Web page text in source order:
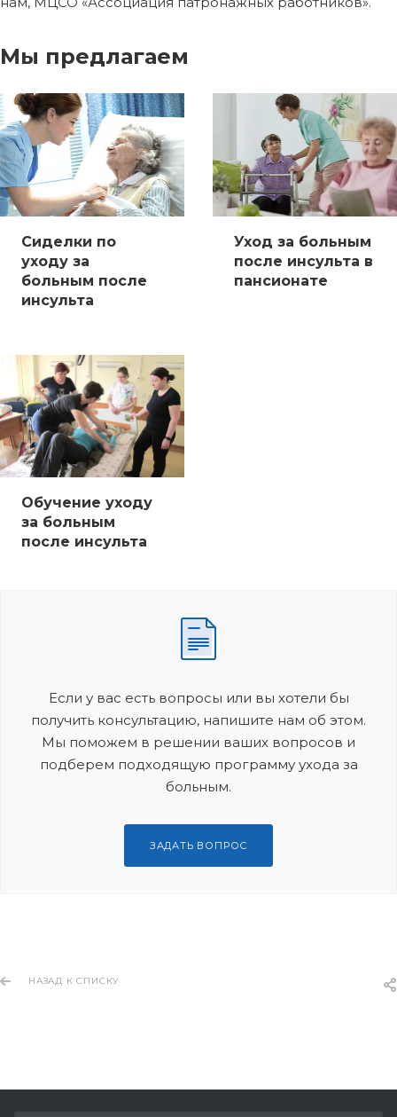
Мы предлагаем
Сиделки по
уходу за
больным после
инсульта
Уход за больным
после инсульта в
пансионате
Обучение уходу
за больным
после инсульта
Если у вас есть вопросы или вы хотели бы
получить консультацию, напишите нам об этом.
Мы поможем в решении ваших вопросов и
подберем подходящую программу ухода за
больным.
ЗАДАТЬ ВОПРОС
НАЗАД К СПИСКУ